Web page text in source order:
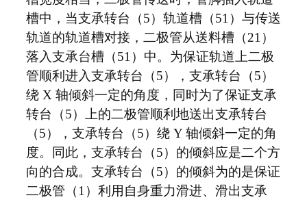
槽中，当支承转台（5）轨道槽（51）与传送
轨道的轨道槽对接，二极管从送料槽（21）
落入支承台槽（51）中。为保证轨道上二极
管顺利进入支承转台（5），支承转台（5）
绕 X 轴倾斜一定的角度，同时为了保证支承
转台（5）上的二极管顺利地送出支承转台
（5），支承转台（5）绕 Y 轴倾斜一定的角
度。同此，支承转台（5）的倾斜应是二个方
向的合成。支承转台（5）的倾斜为的是保证
二极管（1）利用自身重力滑进、滑出支承